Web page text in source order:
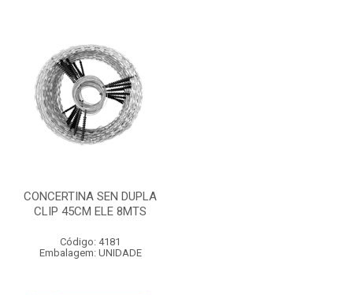
CONCERTINA SEN DUPLA
CLIP 45CM ELE 8MTS
Código: 4181
Embalagem: UNIDADE